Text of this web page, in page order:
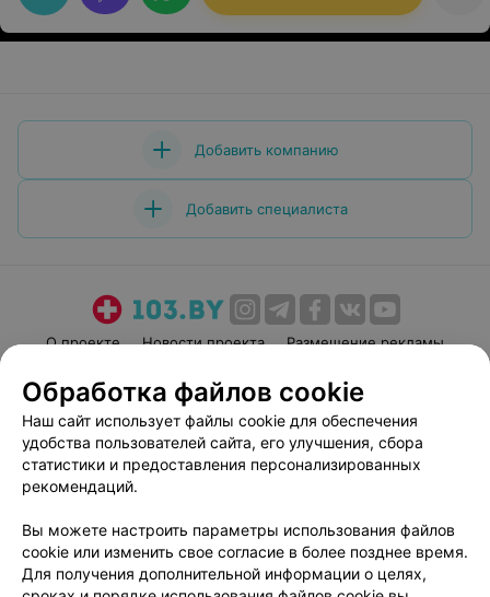
Добавить компанию
Добавить специалиста
О проекте Новости проекта
Размещение рекламы
Пользовательское соглашение
Способы оплаты
Вакансии
Партнеры
Написать руководителю 103.by
Персональные настройки cookie
Обработка персональных данных
Обработка файлов cookie
Наш сайт использует файлы cookie для обеспечения
удобства пользователей сайта, его улучшения, сбора
статистики и предоставления персонализированных
рекомендаций.
Вы можете настроить параметры использования файлов
cookie или изменить свое согласие в более позднее время.
Для получения дополнительной информации о целях,